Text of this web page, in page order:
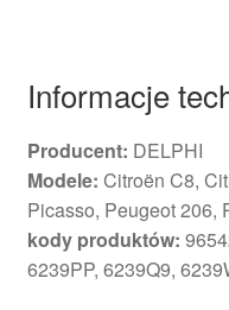
Informacje
Producent: DELPHI
Modele: Citroën C8,
Picasso, Peugeot 206,
kody produktów:
6239PP, 6239Q9,